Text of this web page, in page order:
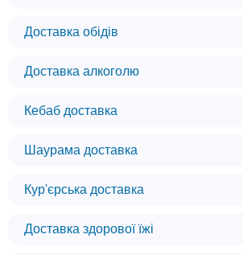
Доставка обідів
Доставка алкоголю
Кебаб доставка
Шаурама доставка
Кур'єрська доставка
Доставка здорової їжі